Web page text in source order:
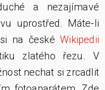
a nezajímavé
uprostřed. Máte-li
si na českéWikipedii
zlatého řezu . V
nechat si zrcadlit